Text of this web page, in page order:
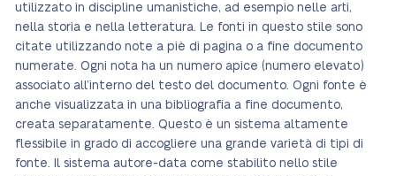
utilizzato in discipline umanistiche, ad esempio nelle arti,
nella storia e nella letteratura. Le fonti in questo stile sono
citate utilizzando note a piè di pagina o a fine documento
numerate. Ogni nota ha un numero apice (numero elevato)
associato all’interno del testo del documento. Ogni fonte è
anche visualizzata in una bibliografia a fine documento,
creata separatamente. Questo è un sistema altamente
flessibile in grado di accogliere una grande varietà di tipi di
fonte. Il sistema autore-data come stabilito nello stile